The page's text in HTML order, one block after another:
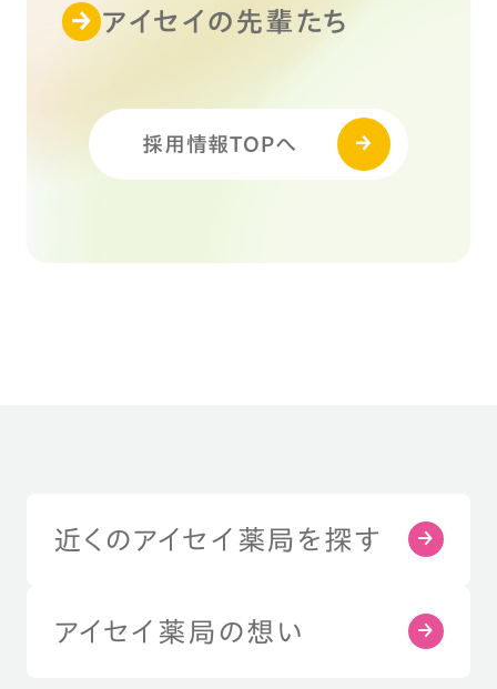
アイセイの先輩たち
採用情報TOPへ
近くのアイセイ薬局を探す
アイセイ薬局の想い